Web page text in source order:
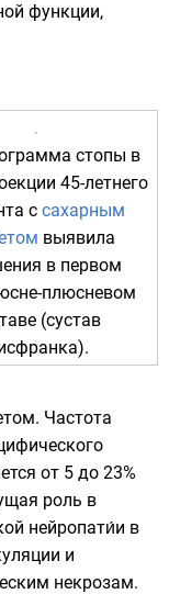
функции,
стопы в
45-летнего
с сахарным
выявила
в первом
-плюсневом
(сустав
).
Частота
от 5 до 23%
роль в
нейропати́и в
и
некрозам.